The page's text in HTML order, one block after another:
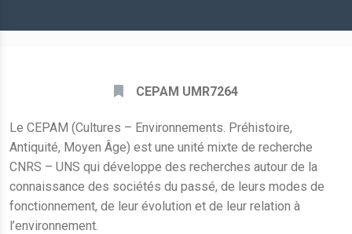
CEPAM UMR7264
Le CEPAM (Cultures – Environnements. Préhistoire,
Antiquité, Moyen Âge) est une unité mixte de recherche
CNRS – UNS qui développe des recherches autour de la
connaissance des sociétés du passé, de leurs modes de
fonctionnement, de leur évolution et de leur relation à
l’environnement.